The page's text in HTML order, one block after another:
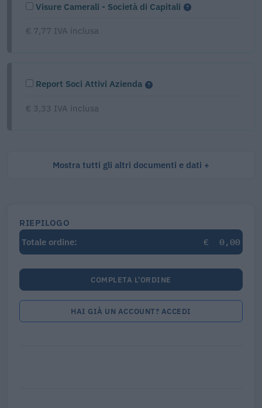
Visure Camerali - Società di Capitali
€ 7,77 IVA inclusa
Report Soci Attivi Azienda
€ 3,33 IVA inclusa
Mostra tutti gli altri documenti e dati
RIEPILOGO
Totale ordine:
€ 0,00
COMPLETA L'ORDINE
HAI GIÀ UN ACCOUNT? ACCEDI